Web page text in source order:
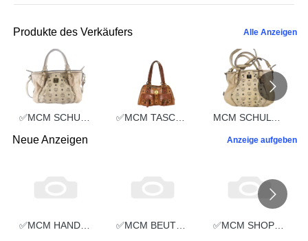
Produkte des Verkäufers Alle Anzeigen
Neue Anzeigen Anzeige aufgeben